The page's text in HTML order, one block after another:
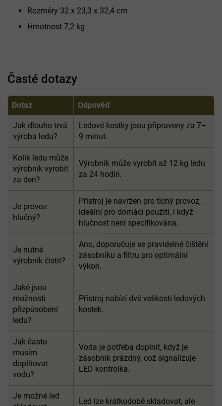
Rozměry 32 x 23,3 x 32,4 cm
Hmotnost 7,2 kg
Časté dotazy
Dotaz Odpověď
Jak dlouho trvá
výroba ledu?
Ledové kostky jsou připraveny za 7–
9 minut.
Kolik ledu může
výrobník vyrobit
za den?
Výrobník může vyrobit až 12 kg ledu
za 24 hodin.
Je provoz
hlučný?
Přístroj je navržen pro tichý provoz,
ideální pro domácí použití, i když
hlučnost není specifikována.
Je nutné
výrobník čistit?
Ano, doporučuje se pravidelné čištění
zásobníku a filtru pro optimální
výkon.
Jaké jsou
možnosti
přizpůsobení
ledu?
Přístroj nabízí dvě velikosti ledových
kostek.
Jak často
musím
doplňovat
vodu?
Voda je potřeba doplnit, když je
zásobník prázdný, což signalizuje
LED kontrolka.
Je možné led
Led lze krátkodobě skladovat, ale